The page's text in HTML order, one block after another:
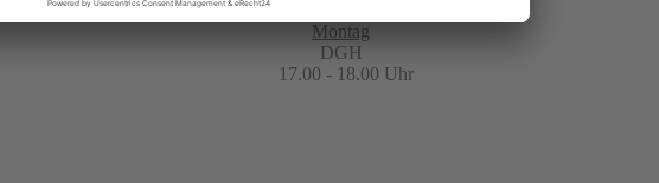
Montag
DGH
17.00 - 18.00 Uhr